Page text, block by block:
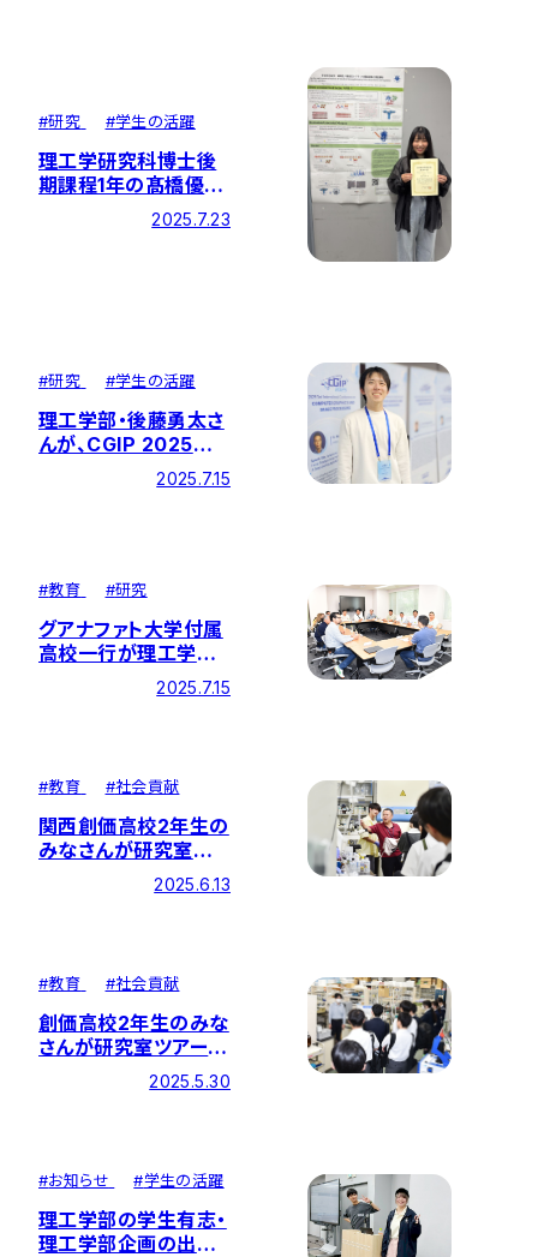
#研究 #学生の活躍
理工学研究科博士後
期課程1年の髙橋優希
さんがポスター賞を受
2025.7.23
#研究 #学生の活躍
理工学部・後藤勇太さ
んが、CGIP 2025で
Presentation
2025.7.15
#教育 #研究
グアナファト大学付属
高校一行が理工学部
2025.7.15
#教育 #社会貢献
関西創価高校2年生の
みなさんが研究室ツア
ーと体験授業に参加
2025.6.13
#教育 #社会貢献
創価高校2年生のみな
さんが研究室ツアーと
体験授業に参加2025.5.30
#お知らせ #学生の活躍
理工学部の学生有志・
理工学部企画の出発